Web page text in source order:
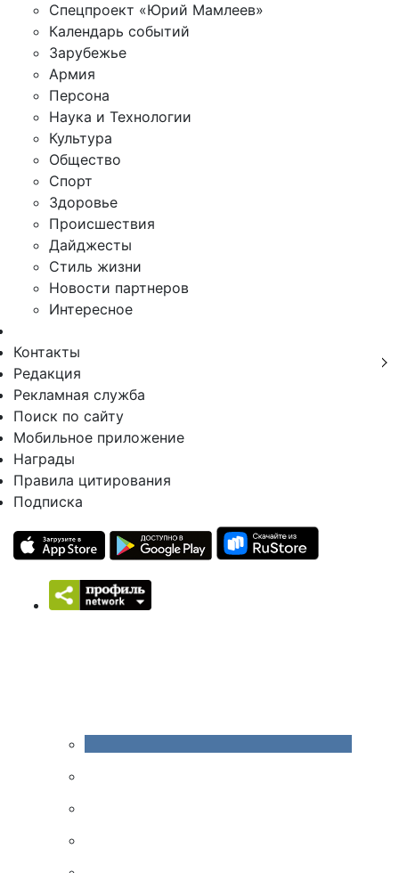
Спецпроект «Юрий Мамлеев»
Календарь событий
Зарубежье
Армия
Персона
Наука и Технологии
Культура
Общество
Спорт
Здоровье
Происшествия
Дайджесты
Стиль жизни
Новости партнеров
Интересное
Контакты
Редакция
Рекламная служба
Поиск по сайту
Мобильное приложение
Награды
Правила цитирования
Подписка